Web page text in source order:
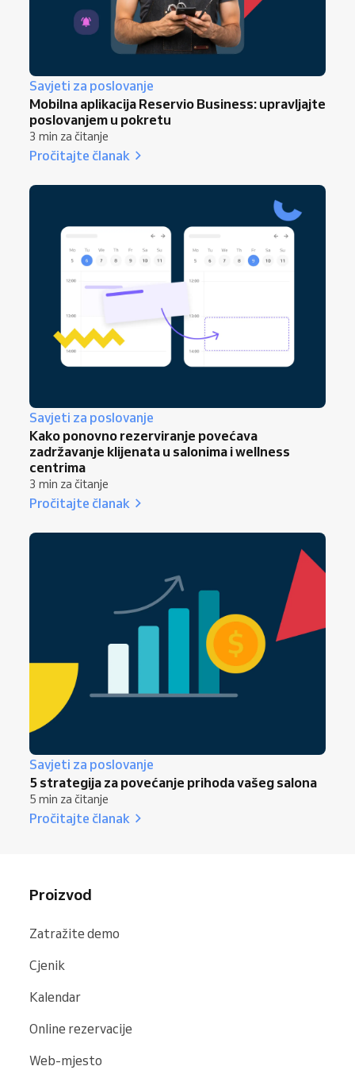
Savjeti za poslovanje
Mobilna aplikacija Reservio Business: upravljajte
poslovanjem u pokretu
3 min za čitanje
Pročitajte članak
Savjeti za poslovanje
Kako ponovno rezerviranje povećava
zadržavanje klijenata u salonima i wellness
centrima
3 min za čitanje
Pročitajte članak
Savjeti za poslovanje
5 strategija za povećanje prihoda vašeg salona
5 min za čitanje
Pročitajte članak
Proizvod
Zatražite demo
Cjenik
Kalendar
Online rezervacije
Web-mjesto